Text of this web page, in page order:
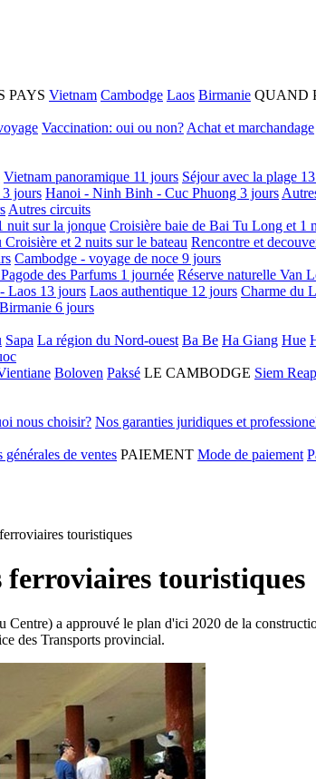
PAYS Vietnam Cambodge Laos Birmanie QUAND
Vaccination: oui ou non? Achat et marchandage
Vietnam panoramique 11 jours Séjour avec la plage
jours Hanoi - Ninh Binh - Cuc Phuong 3 jours
Autres circuits
nuit sur la jonque Croisière baie de Bai Tu Long et 1
Croisière et 2 nuits sur le bateau Rencontre et
Cambodge - voyage de noce 9 jours
des Parfums 1 journée Réserve naturelle Van
Laos 13 jours Laos authentique 12 jours Charme du
6 jours
Sapa La région du Nord-ouest Ba Be Ha Giang Hue
Boloven Paksé LE CAMBODGE Siem Reap
nous choisir? Nos garanties juridiques et
de ventes PAIEMENT Mode de paiement
touristiques
touristiques
a approuvé le plan d'ici 2020 de la
des Transports provincial.